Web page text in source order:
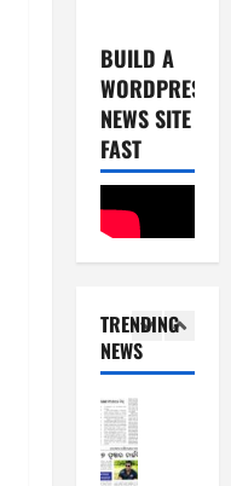
BUILD A
WORDPRESS
NEWS SITE
FAST
TRENDING
NEWS
August
5,
2026
4
2
0
2
E-Paper
3
8
1
8
2